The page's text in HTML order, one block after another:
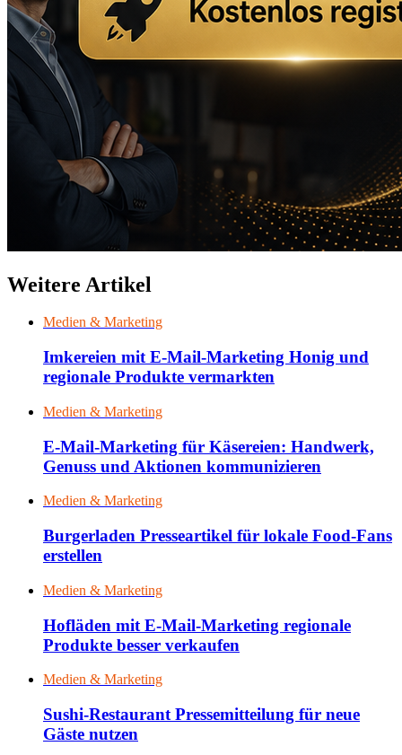
Weitere Artikel
Medien & Marketing
Imkereien mit E-Mail-Marketing Honig und
regionale Produkte vermarkten
Medien & Marketing
E-Mail-Marketing für Käsereien: Handwerk,
Genuss und Aktionen kommunizieren
Medien & Marketing
Burgerladen Presseartikel für lokale Food-Fans
erstellen
Medien & Marketing
Hofläden mit E-Mail-Marketing regionale
Produkte besser verkaufen
Medien & Marketing
Sushi-Restaurant Pressemitteilung für neue
Gäste nutzen